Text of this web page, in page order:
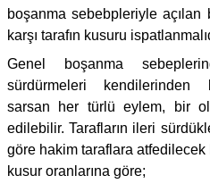
boşanma sebebpleriyle açılan
karşı tarafın kusuru
Genel boşanma
sürdürmeleri kendilerinden
sarsan her türlü eylem, bir
edilebilir. Tarafların ileri
göre hakim taraflara atfedilecek
kusur oranlarına göre;